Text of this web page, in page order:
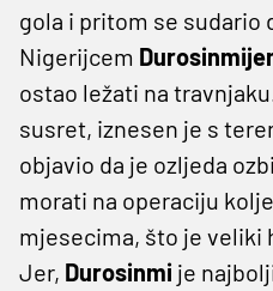
gola i pritom se sudario
Nigerijcem
ostao ležati na
susret, iznesen je s
objavio da je ozljeda
morati na operaciju
mjesecima, što je veliki
Jer, Durosinmi je